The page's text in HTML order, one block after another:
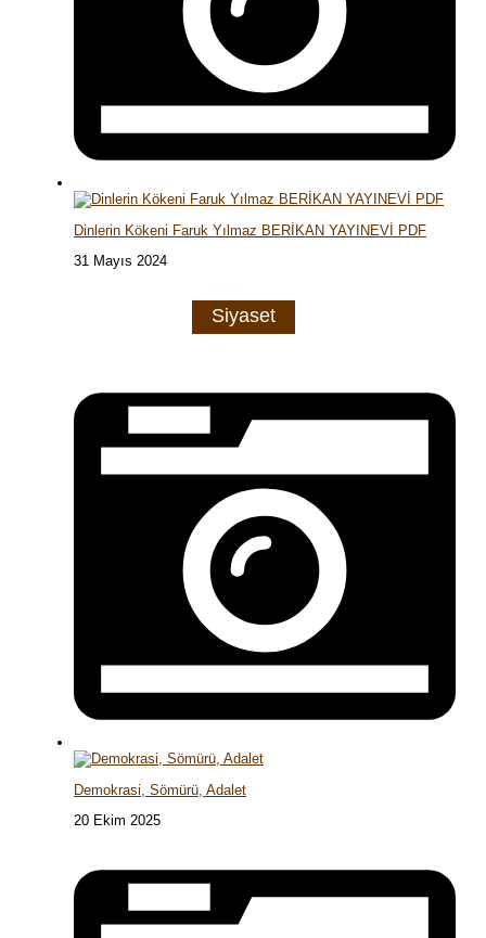
Dinlerin Kökeni Faruk Yılmaz BERİKAN YAYINEVİ PDF
31 Mayıs 2024
Siyaset
Demokrasi, Sömürü, Adalet
20 Ekim 2025